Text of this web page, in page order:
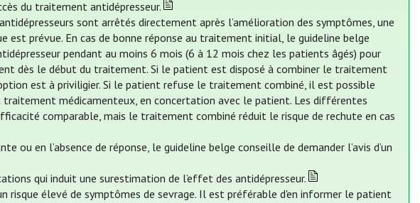
du traitement antidépresseur.
sont arrêtés directement après l’amélioration des symptômes, une
prévue. En cas de bonne réponse au traitement initial, le guideline belge
pendant au moins 6 mois (6 à 12 mois chez les patients âgés) pour
dès le début du traitement. Si le patient est disposé à combiner le traitement
est à priviligier. Si le patient refuse le traitement combiné, il est possible
traitement médicamenteux, en concertation avec le patient. Les différentes
comparable, mais le traitement combiné réduit le risque de rechute en cas
ou en l’absence de réponse, le guideline belge conseille de demander l’avis d’un
qui induit une surestimation de l’effet des antidépresseur.
risque élevé de symptômes de sevrage. Il est préférable d'en informer le patient